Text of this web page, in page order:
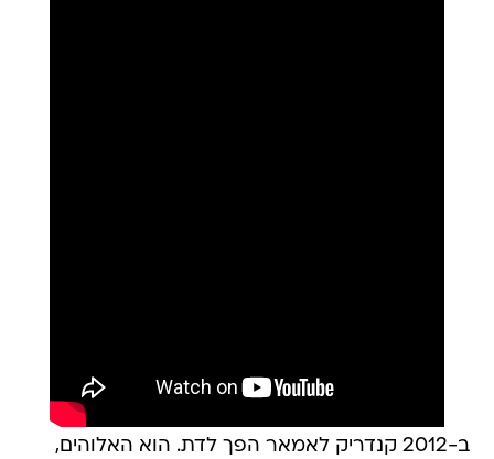
ב-2012 קנדריק לאמאר הפך לדת. הוא האלוהים,